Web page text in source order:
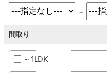
～
間取り
～1LDK